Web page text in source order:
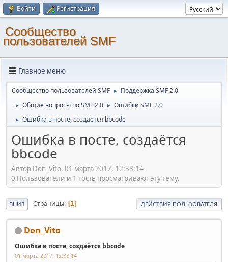
Войти Регистрация
Cообщество
пользователей SMF
Главное меню
Cообщество пользователей SMF ► Поддержка SMF 2.0
► Общие вопросы по SMF 2.0 ► Ошибки SMF 2.0
► Ошибка в посте, создаётся bbcode
Ошибка в посте, создаётся
bbcode
Автор Don_Vito, 01 марта 2017, 12:38:14
0 Пользователи и 1 гость просматривают эту тему.
ВНИЗ Страницы 1 ДЕЙСТВИЯ ПОЛЬЗОВАТЕЛЯ
Don_Vito
Ошибка в посте, создаётся bbcode
01 марта 2017, 12:38:14